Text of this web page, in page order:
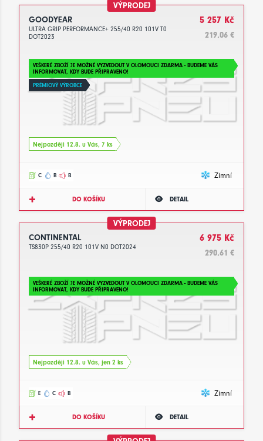
VÝPRODEJ
GOODYEAR
ULTRA GRIP PERFORMANCE+ 255/40 R20 101V T0
DOT2023
5 257 Kč
219.06 €
VEŠKERÉ ZBOŽÍ JE MOŽNÉ VYZVEDOUT V OLOMOUCI ZDARMA - BUDEME VÁS
INFORMOVAT, KDY BUDE PŘIPRAVENO!
PRÉMIOVÝ VÝROBCE
Nejpozději 12.8. u Vás, 7 ks
C B B Zimní
DO KOŠÍKU DETAIL
VÝPRODEJ
CONTINENTAL
TS830P 255/40 R20 101V N0 DOT2024
6 975 Kč
290.61 €
VEŠKERÉ ZBOŽÍ JE MOŽNÉ VYZVEDOUT V OLOMOUCI ZDARMA - BUDEME VÁS
INFORMOVAT, KDY BUDE PŘIPRAVENO!
Nejpozději 12.8. u Vás, jen 2 ks
E C B Zimní
DO KOŠÍKU DETAIL